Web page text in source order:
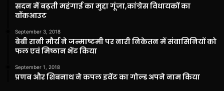
सदन में बढ़ती महंगाई का मुद्दा गूंजा,कांग्रेस विधायकों का
वॉकआउट
September 3, 2018
बेबी रानी मौर्य ने जन्माष्टमी पर नारी निकेतन में संवासिनियों को
फल एवं मिष्ठान भेंट किया
September 1, 2018
प्रणब और शिबनाथ ने कपल इवेंट का गोल्ड अपने नाम किया